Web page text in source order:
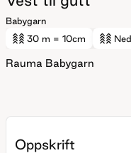
Babygarn
30 m = 10cm
Rauma Babygarn
Oppskrift